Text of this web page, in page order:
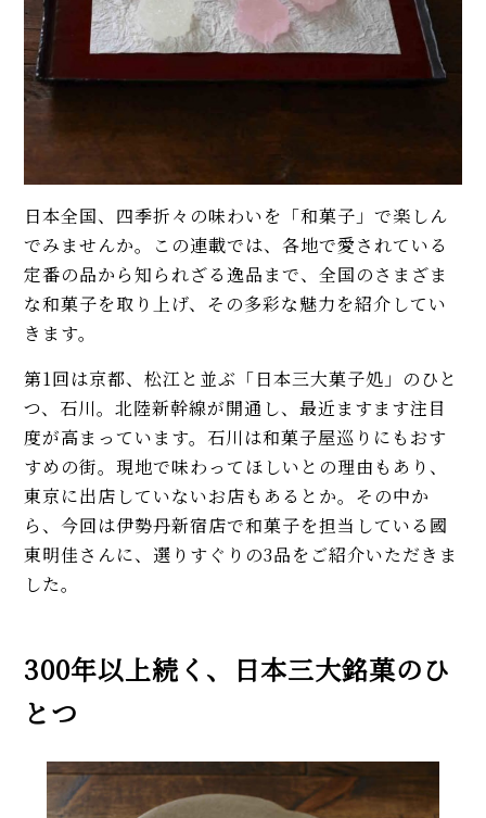
日本全国、四季折々の味わいを「和菓子」で楽しん
でみませんか。この連載では、各地で愛されている
定番の品から知られざる逸品まで、全国のさまざま
な和菓子を取り上げ、その多彩な魅力を紹介してい
きます。
第1回は京都、松江と並ぶ「日本三大菓子処」のひと
つ、石川。北陸新幹線が開通し、最近ますます注目
度が高まっています。石川は和菓子屋巡りにもおす
すめの街。現地で味わってほしいとの理由もあり、
東京に出店していないお店もあるとか。その中か
ら、今回は伊勢丹新宿店で和菓子を担当している國
東明佳さんに、選りすぐりの3品をご紹介いただきま
した。
300年以上続く、日本三大銘菓のひ
とつ